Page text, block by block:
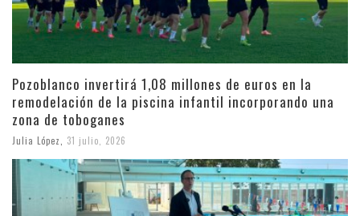
Pozoblanco invertirá 1,08 millones de euros en la
remodelación de la piscina infantil incorporando una
zona de toboganes
Julia López 31 julio, 2026